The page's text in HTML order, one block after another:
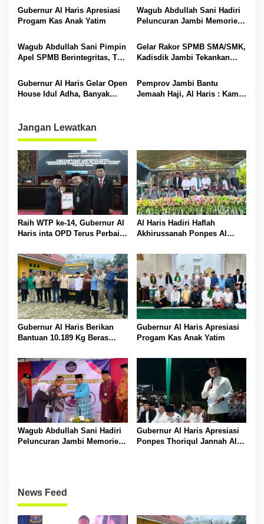
p
o
s
Sarolangun
Gubernur Al Haris Apresiasi
Progam Kas Anak Yatim
Wagub Abdullah Sani Hadiri
Peluncuran Jambi Memories
Wagub Abdullah Sani Pimpin
Apel SPMB Berintegritas, Tak
Gelar Rakor SPMB SMA/SMK,
Kadisdik Jambi Tekankan
Gratifikasi
Gubernur Al Haris Gelar Open
House Idul Adha, Banyak
Pemprov Jambi Bantu
Jemaah Haji, Al Haris : Kami
Jangan Lewatkan
Raih WTP ke-14, Gubernur Al
Haris inta OPD Terus Perbaiki
Al Haris Hadiri Haflah
Akhirussanah Ponpes Al
Gubernur Al Haris Berikan
Bantuan 10.189 Kg Beras
Sarolangun
Gubernur Al Haris Apresiasi
Progam Kas Anak Yatim
Wagub Abdullah Sani Hadiri
Peluncuran Jambi Memories
Gubernur Al Haris Apresiasi
Ponpes Thoriqul Jannah Al-
News Feed